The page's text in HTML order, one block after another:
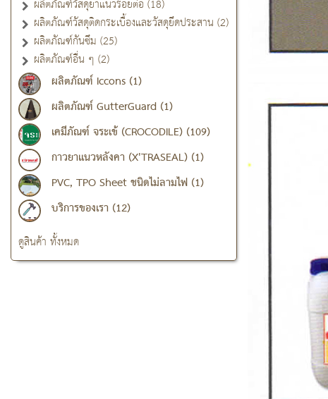
ผลิตภัณฑ์วัสดุยาแนวรอยต่อ (18)
ผลิตภัณฑ์วัสดุติดกระเบื้องและวัสดุยึดประสาน (2)
ผลิตภัณฑ์กันซึม (25)
ผลิตภัณฑ์อื่น ๆ (2)
ผลิตภัณฑ์ Iccons (1)
ผลิตภัณฑ์ GutterGuard (1)
เคมีภัณฑ์ จระเข้ (CROCODILE) (109)
กาวยาแนวหลังคา (X'TRASEAL) (1)
PVC, TPO Sheet ชนิดไม่ลามไฟ (1)
บริการของเรา (12)
ดูสินค้า ทั้งหมด